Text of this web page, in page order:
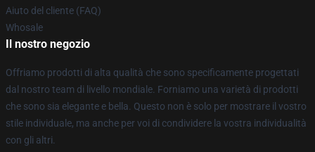
Aiuto del cliente (FAQ)
Whosale
Il nostro negozio
Offriamo prodotti di alta qualità che sono specificamente progettati
dal nostro team di livello mondiale. Forniamo una varietà di prodotti
che sono sia elegante e bella. Questo non è solo per mostrare il vostro
stile individuale, ma anche per voi di condividere la vostra individualità
con gli altri.